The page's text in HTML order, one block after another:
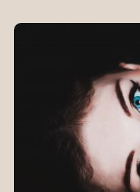
ÁLLATI SZOLGÁLTATÁSOK
MÉDIAAJÁNLAT